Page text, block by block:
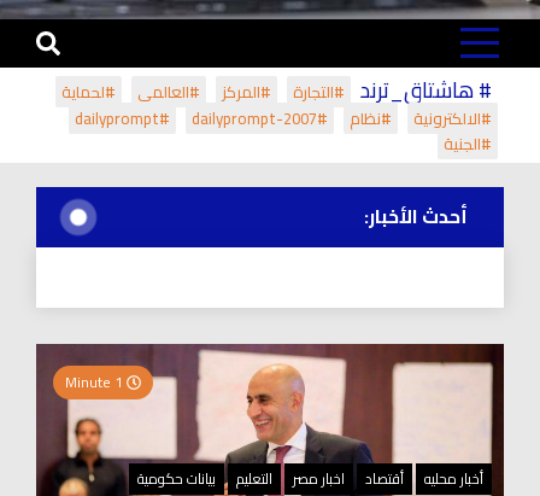
# هاشتاق_ترند #التجارة #المركز #العالمي
#لحماية
#الالكترونية
#نظام #dailyprompt-2007
#dailyprompt
#الجنية
أحدث الأخبار:
أخبار محليه أقتصاد اخبار مصر التعليم بيانات حكومية